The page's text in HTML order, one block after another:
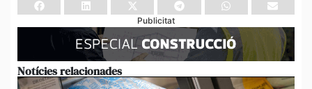
Publicitat
Notícies relacionades